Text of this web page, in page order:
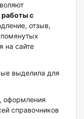
работы с
отзыв,
на сайте
выделила для
оформления
справочников